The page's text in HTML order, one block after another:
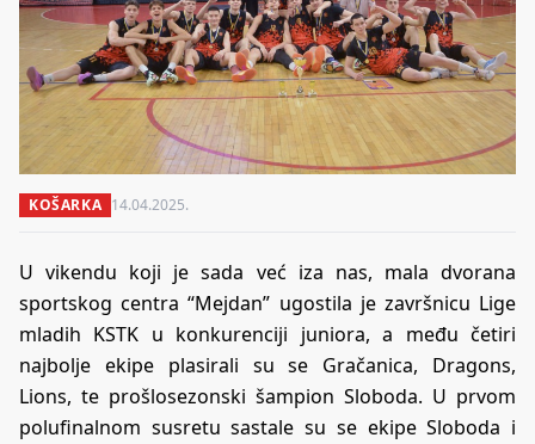
KOŠARKA 14.04.2025.
U vikendu koji je sada već iza nas, mala dvorana
sportskog centra “Mejdan” ugostila je završnicu Lige
mladih KSTK u konkurenciji juniora, a među četiri
najbolje ekipe plasirali su se Gračanica, Dragons,
Lions, te prošlosezonski šampion Sloboda. U prvom
polufinalnom susretu sastale su se ekipe Sloboda i